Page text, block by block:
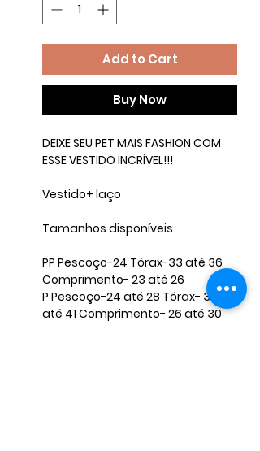
Add to Cart
Buy Now
DEIXE SEU PET MAIS FASHION COM
ESSE VESTIDO INCRÍVEL!!!
Vestido+ laço
Tamanhos disponíveis
PP Pescoço-24 Tórax-33 até 36
Comprimento- 23 até 26
P Pescoço-24 até 28 Tórax- 37
até 41 Comprimento- 26 até 30